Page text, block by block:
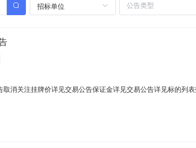
招标单位
消关注挂牌价详见交易公告保证金详见交易公告详见标的列
周期。标的概况房屋现状详见附件《转让标的明细表》其他